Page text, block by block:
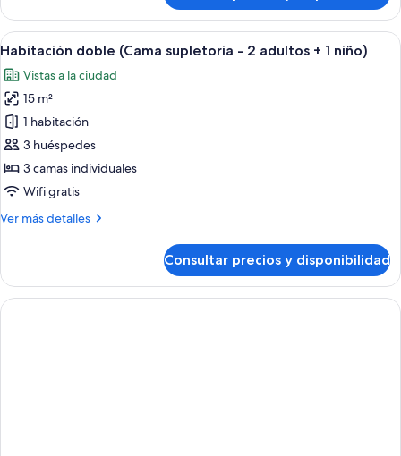
3
adultos)
doble,
vistas
al
(Cama
supletoria
3
adultos)
Abrir
todas
las
fotos
de
Habitación
doble
(Cama
supletoria
-
+
1
Habitación de hotel con dos camas
12
Habitación doble (Cama supletoria - 2 adultos + 1 niño)
Vistas a la ciudad
15 m²
1 habitación
3 huéspedes
3 camas individuales
Wifi gratis
Ver más detalles
Más
doble
(Cama
supletoria
Consultar precios y disponibilidad